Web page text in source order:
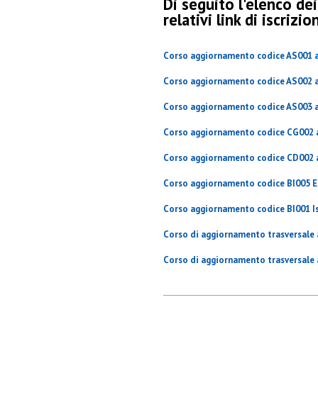
relativi link di
Corso aggiornamento codice
Corso aggiornamento codice AS002
Corso aggiornamento codice AS003
Corso aggiornamento codice
Corso aggiornamento codice
Corso aggiornamento codice
Corso aggiornamento codice BI001
Corso di aggiornamento
Corso di aggiornamento